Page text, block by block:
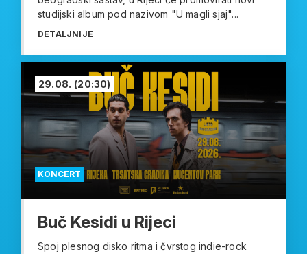
studijski album pod nazivom "U magli sjaj"...
DETALJNIJE
KONCERT
29.08. (20:30)
Buč Kesidi u Rijeci
Spoj plesnog disko ritma i čvrstog indie-rock